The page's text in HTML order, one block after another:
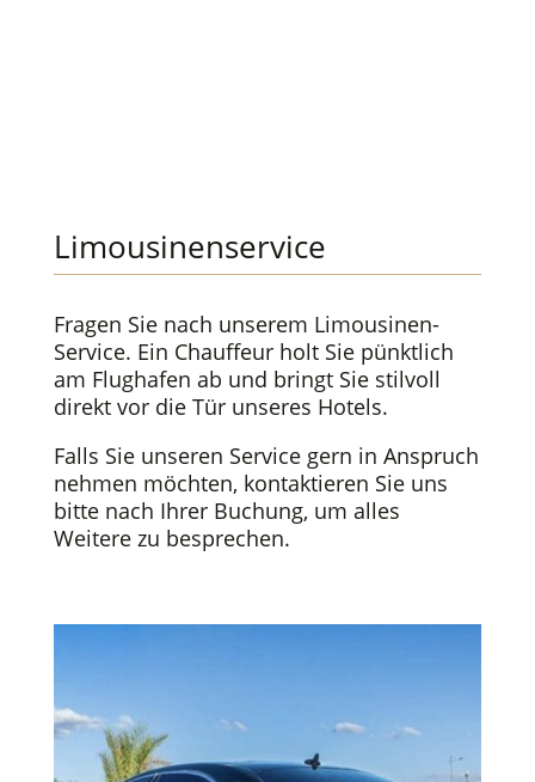
Limousinenservice
Fragen Sie nach unserem Limousinen-
Service. Ein Chauffeur holt Sie pünktlich
am Flughafen ab und bringt Sie stilvoll
direkt vor die Tür unseres Hotels.
Falls Sie unseren Service gern in Anspruch
nehmen möchten, kontaktieren Sie uns
bitte nach Ihrer Buchung, um alles
Weitere zu besprechen.